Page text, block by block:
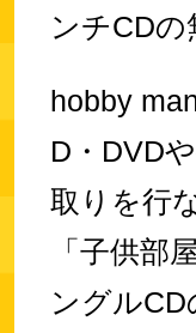
ンチCD
hobby
D・DVD
取りを行
「子供部
ングル